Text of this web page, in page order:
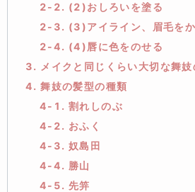
2-2. (2)おしろいを塗る
2-3. (3)アイライン、眉毛をか
2-4. (4)唇に色をのせる
3. メイクと同じくらい大切な舞妓
4. 舞妓の髪型の種類
4-1. 割れしのぶ
4-2. おふく
4-3. 奴島田
4-4. 勝山
4-5. 先笄